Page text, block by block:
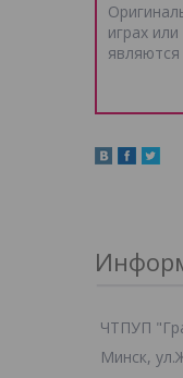
играх
ЧТПУП
Минск,